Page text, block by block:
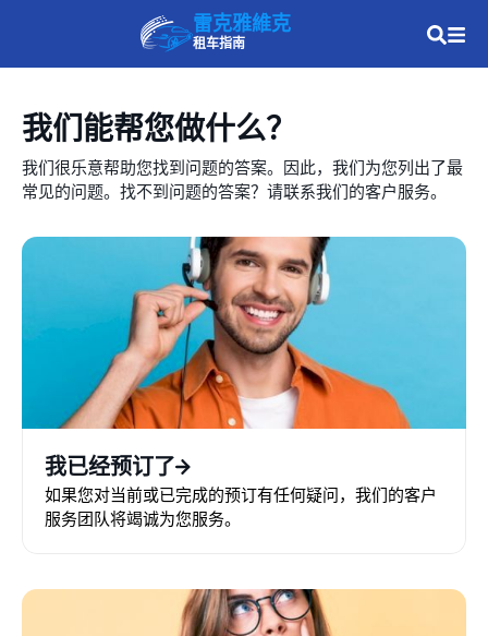
雷克雅維克
租车指南
我们能帮您做什么？
我们很乐意帮助您找到问题的答案。因此，我们为您列出了最
常见的问题。找不到问题的答案？请联系我们的客户服务。
我已经预订了
如果您对当前或已完成的预订有任何疑问，我们的客户
服务团队将竭诚为您服务。